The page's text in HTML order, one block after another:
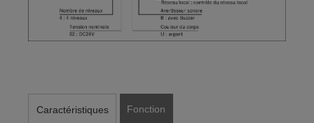
Caractéristiques Fonction